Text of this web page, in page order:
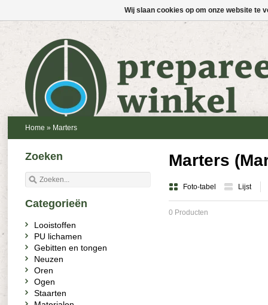
Home » Marters
Marters
Foto-tabel Lijst
0 Producten
Zoeken
Categorieën
Looistoffen
PU lichamen
Gebitten en tongen
Neuzen
Oren
Ogen
Staarten
Wij slaan cookies op om onze website te